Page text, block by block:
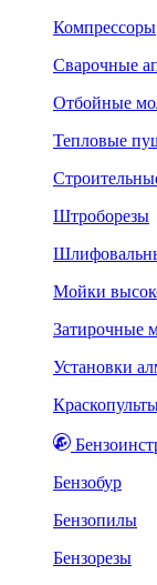
Компрессоры
Сварочные
Отбойные
Тепловые
Штроборезы
Мойки
Затирочные
Установки
Бензобур
Бензопилы
Бензорезы